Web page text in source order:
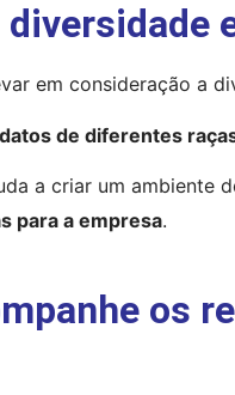
diversidade
em consideração a
de diferentes
a criar um ambiente
para a empresa.
os